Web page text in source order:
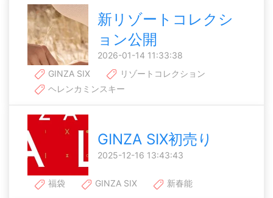
新リゾートコレクシ
ョン公開
2026-01-14 11:33:38
GINZA SIX
リゾートコレクション
ヘレンカミンスキー
GINZA SIX初売り
2025-12-16 13:43:43
福袋 GINZA SIX 新春能